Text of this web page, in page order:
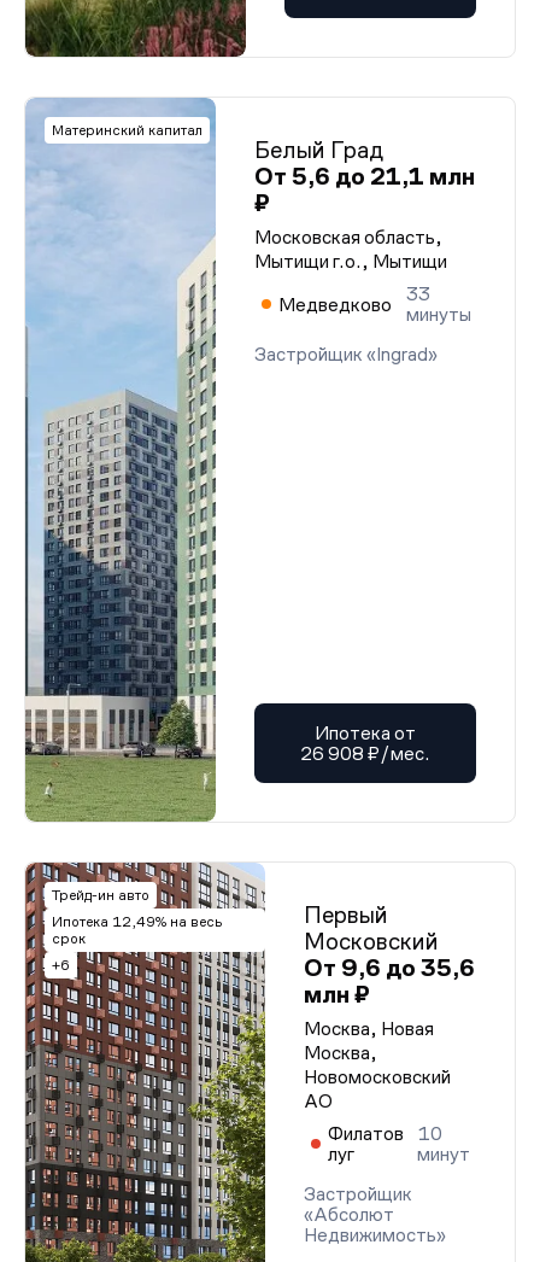
Материнский капитал
Белый Град
От 5,6 до 21,1 млн
₽
Московская область,
Мытищи г.о., Мытищи
Медведково
33
минуты
Застройщик «Ingrad»
Ипотека от
26 908 ₽/мес.
Трейд-ин авто
Ипотека 12,49% на весь
срок
+6
Первый
Московский
От 9,6 до 35,6
млн ₽
Москва, Новая
Москва,
Новомосковский
АО
Филатов
луг
10
минут
Застройщик
«Абсолют
Недвижимость»